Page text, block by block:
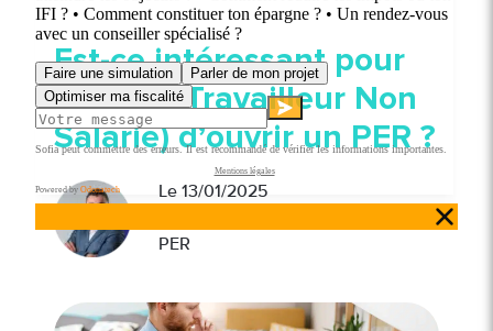
Est-ce intéressant pour
un TNS (Travailleur Non
Salarié) d’ouvrir un PER ?
Le 13/01/2025
PER